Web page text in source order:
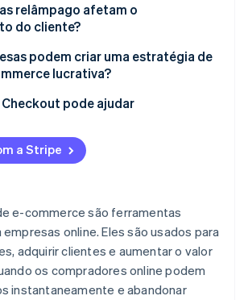
relâmpago afetam o
do cliente?
podem criar uma estratégia de
lucrativa?
pode ajudar
a Stripe
e-commerce são ferramentas
online. Eles são usados para
adquirir clientes e aumentar o valor
os compradores online podem
instantaneamente e abandonar